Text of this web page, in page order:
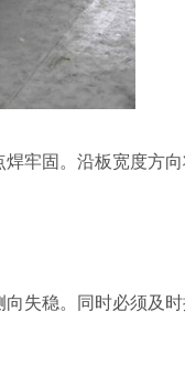
牢固。沿板宽度方
失稳。同时必须及